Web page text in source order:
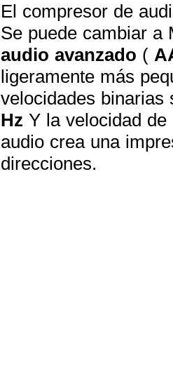
El compresor de
Se puede cambiar
audio avanzado (
ligeramente más
velocidades
Hz Y la velocidad
audio crea una
direcciones.